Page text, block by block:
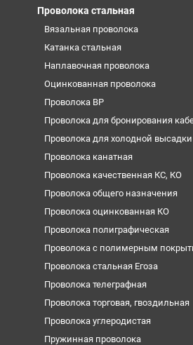
Проволока стальная
Вязальная проволока
Катанка стальная
Наплавочная проволока
Оцинкованная проволока
Проволока ВР
Проволока для бронирования
Проволока для холодной высадки
Проволока канатная
Проволока качественная КС, КО
Проволока общего назначения
Проволока оцинкованная КО
Проволока полиграфическая
Проволока с полимерным
Проволока стальная Егоза
Проволока телеграфная
Проволока торговая, гвоздильная
Проволока углеродистая
Пружинная проволока